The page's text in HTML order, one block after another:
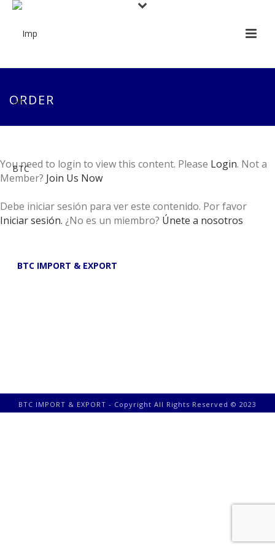
ORDER
You need to login to view this content. Please Login. Not a
Member? Join Us Now
Debe iniciar sesión para ver este contenido. Por favor
Iniciar sesión. ¿No es un miembro? Únete a nosotros
BTC IMPORT & EXPORT
BTC IMPORT & EXPORT - Copyright All Rights Reserved © 2023